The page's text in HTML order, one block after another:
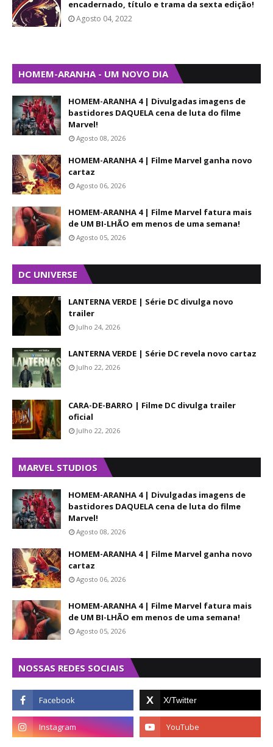
encadernado, título e trama da sexta edição!
Agosto 04, 2022
HOMEM-ARANHA - UM NOVO DIA
HOMEM-ARANHA 4 | Divulgadas imagens de
bastidores DAQUELA cena de luta do filme
Marvel!
Agosto 08, 2026
HOMEM-ARANHA 4 | Filme Marvel ganha novo
cartaz
Agosto 06, 2026
HOMEM-ARANHA 4 | Filme Marvel fatura mais
de UM BI-LHÃO em menos de uma semana!
Agosto 05, 2026
DC UNIVERSE
LANTERNA VERDE | Série DC divulga novo
trailer
Julho 24, 2026
LANTERNA VERDE | Série DC revela novo cartaz
Julho 22, 2026
CARA-DE-BARRO | Filme DC divulga trailer
oficial
Julho 22, 2026
MARVEL STUDIOS
HOMEM-ARANHA 4 | Divulgadas imagens de
bastidores DAQUELA cena de luta do filme
Marvel!
Agosto 08, 2026
HOMEM-ARANHA 4 | Filme Marvel ganha novo
cartaz
Agosto 06, 2026
HOMEM-ARANHA 4 | Filme Marvel fatura mais
de UM BI-LHÃO em menos de uma semana!
Agosto 05, 2026
NOSSAS REDES SOCIAIS